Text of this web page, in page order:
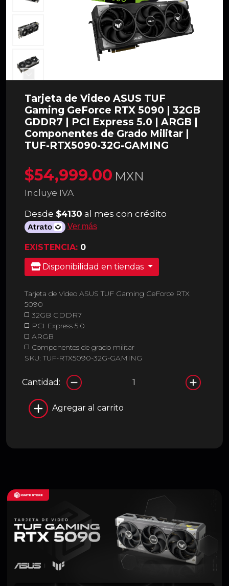
Tarjeta de Video ASUS TUF
Gaming GeForce RTX 5090 | 32GB
GDDR7 | PCI Express 5.0 | ARGB |
Componentes de Grado Militar |
TUF-RTX5090-32G-GAMING
$54,999.00 MXN
Incluye IVA
Desde $4130 al mes con crédito
Ver más
EXISTENCIA: 0
Disponibilidad en tiendas
Tarjeta de Video ASUS TUF Gaming GeForce RTX
5090
◻️ 32GB GDDR7
◻️ PCI Express 5.0
◻️ ARGB
◻️ Componentes de grado militar
SKU: TUF-RTX5090-32G-GAMING
Cantidad:
Agregar al carrito